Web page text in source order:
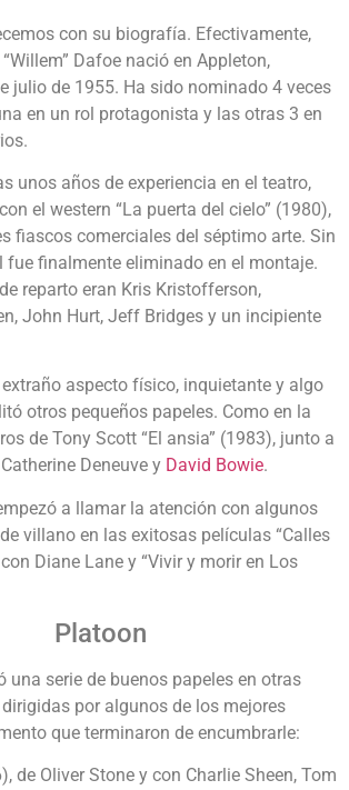
con su biografía. Efectivamente,
Dafoe nació en Appleton,
julio de 1955. Ha sido nominado 4 veces
en un rol protagonista y las otras 3 en
unos años de experiencia en el teatro,
el western “La puerta del cielo” (1980),
fiascos comerciales del séptimo arte. Sin
fue finalmente eliminado en el montaje.
reparto eran Kris Kristofferson,
John Hurt, Jeff Bridges y un incipiente
aspecto físico, inquietante y algo
otros pequeños papeles. Como en la
de Tony Scott “El ansia” (1983), junto a
Deneuve y David Bowie.
a llamar la atención con algunos
villano en las exitosas películas “Calles
Diane Lane y “Vivir y morir en Los
Platoon
una serie de buenos papeles en otras
por algunos de los mejores
que terminaron de encumbrarle:
de Oliver Stone y con Charlie Sheen, Tom